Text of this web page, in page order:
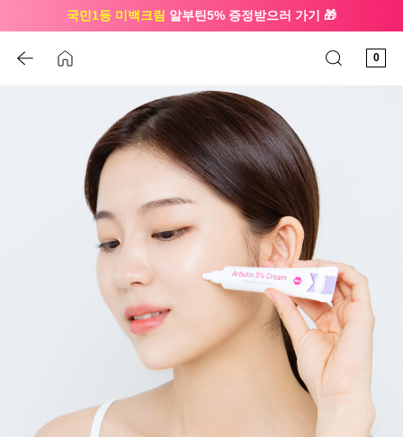
국민1등 미백크림 알부틴5% 증정받으러 가기 🎁
0